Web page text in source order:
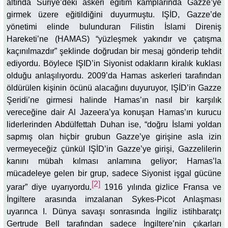
altında Suriye’deki askeri eğitim kamplarında Gazze’ye
girmek üzere eğitildiğini duyurmuştu. IŞİD, Gazze’de
yönetimi elinde bulunduran Filistin İslami Direniş
Hareketi’ne (HAMAS) “yüzleşmek yakındır ve çatışma
kaçınılmazdır” şeklinde doğrudan bir mesaj gönderip tehdit
ediyordu. Böylece IŞID’in Siyonist odakların kiralık kuklası
olduğu anlaşılıyordu. 2009’da Hamas askerleri tarafından
öldürülen kişinin öcünü alacağını duyuruyor, IŞİD’in Gazze
Şeridi’ne girmesi halinde Hamas’ın nasıl bir karşılık
vereceğine dair Al Jazeera’ya konuşan Hamas’ın kurucu
liderlerinden Abdülfettah Duhan ise, “doğru İslami yoldan
sapmış olan hiçbir grubun Gazze’ye girişine asla izin
vermeyeceğiz çünküI IŞİD’in Gazze’ye girişi, Gazzelilerin
kanını mübah kılması anlamına geliyor; Hamas’la
mücadeleye gelen bir grup, sadece Siyonist işgal gücüne
yarar” diye uyarıyordu.[2]1916 yılında gizlice Fransa ve
İngiltere arasında imzalanan Sykes-Picot Anlaşması
uyarınca I. Dünya savaşı sonrasında İngiliz istihbaratçı
Gertrude Bell tarafından sadece İngiltere’nin çıkarları